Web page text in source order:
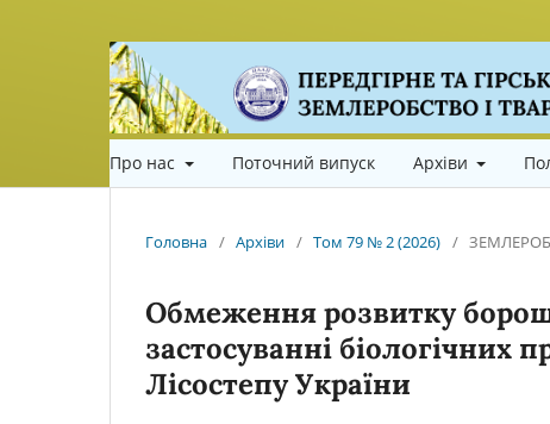
Про нас Поточний випуск Архіви
Головна / Архіви / Том 79 № 2 (2026) /
Обмеження розвитку
застосуванні біологічних
Лісостепу України